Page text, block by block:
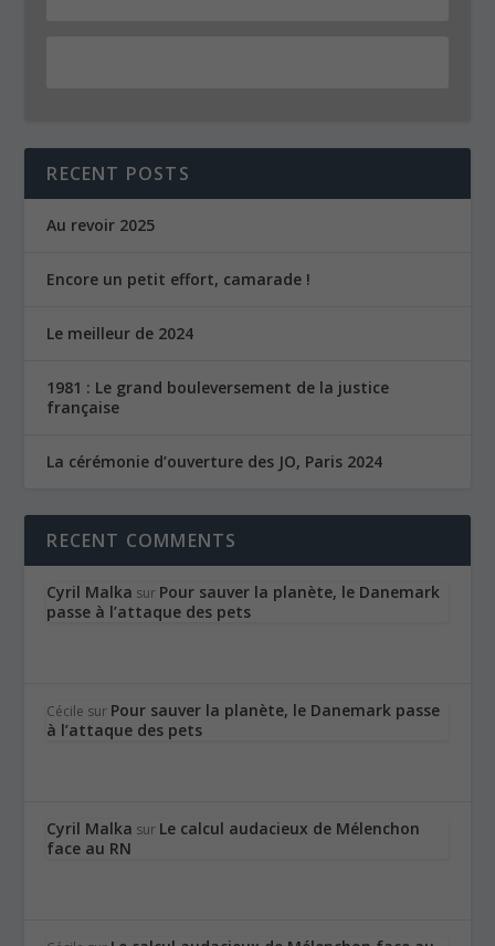
RECENT POSTS
Au revoir 2025
Encore un petit effort, camarade !
Le meilleur de 2024
1981 : Le grand bouleversement de la justice
française
La cérémonie d’ouverture des JO, Paris 2024
RECENT COMMENTS
Cyril Malka sur Pour sauver la planète, le Danemark
passe à l’attaque des pets
Cécile sur Pour sauver la planète, le Danemark passe
à l’attaque des pets
Cyril Malka sur Le calcul audacieux de Mélenchon
face au RN